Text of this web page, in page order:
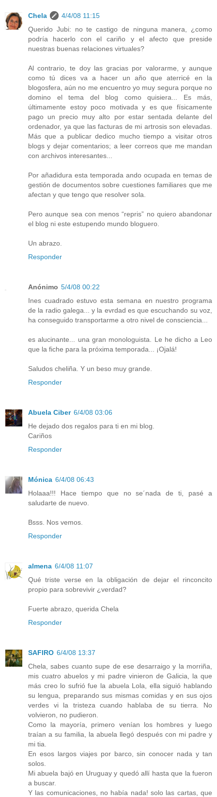
Chela
4/4/08 11:15
Querido Jubi: no te castigo de ninguna manera, ¿como
podría hacerlo con el cariño y el afecto que preside
nuestras buenas relaciones virtuales?
Al contrario, te doy las gracias por valorarme, y aunque
como tú dices va a hacer un año que aterricé en la
blogosfera, aún no me encuentro yo muy segura porque no
domino el tema del blog como quisiera... Es más,
últimamente estoy poco motivada y es que físicamente
pago un precio muy alto por estar sentada delante del
ordenador, ya que las facturas de mi artrosis son elevadas.
Más que a publicar dedico mucho tiempo a visitar otros
blogs y dejar comentarios; a leer correos que me mandan
con archivos interesantes...
Por añadidura esta temporada ando ocupada en temas de
gestión de documentos sobre cuestiones familiares que me
afectan y que tengo que resolver sola.
Pero aunque sea con menos “repris” no quiero abandonar
el blog ni este estupendo mundo bloguero.
Un abrazo.
Responder
Anónimo 5/4/08 00:22
Ines cuadrado estuvo esta semana en nuestro programa
de la radio galega... y la evrdad es que escuchando su voz,
ha conseguido transportarme a otro nivel de consciencia...
es alucinante... una gran monologuista. Le he dicho a Leo
que la fiche para la próxima temporada... ¡Ojalá!
Saludos cheliña. Y un beso muy grande.
Responder
Abuela Ciber 6/4/08 03:06
He dejado dos regalos para ti en mi blog.
Cariños
Responder
Mónica 6/4/08 06:43
Holaaa!!! Hace tiempo que no se´nada de ti, pasé a
saludarte de nuevo.
Bsss. Nos vemos.
Responder
almena 6/4/08 11:07
Qué triste verse en la obligación de dejar el rinconcito
propio para sobrevivir ¿verdad?
Fuerte abrazo, querida Chela
Responder
SAFIRO 6/4/08 13:37
Chela, sabes cuanto supe de ese desarraigo y la morriña,
mis cuatro abuelos y mi padre vinieron de Galicia, la que
más creo lo sufrió fue la abuela Lola, ella siguió hablando
su lengua, preparando sus mismas comidas y en sus ojos
verdes vi la tristeza cuando hablaba de su tierra. No
volvieron, no pudieron.
Como la mayoría, primero venían los hombres y luego
traían a su familia, la abuela llegó después con mi padre y
mi tia.
En esos largos viajes por barco, sin conocer nada y tan
solos.
Mi abuela bajó en Uruguay y quedó allí hasta que la fueron
a buscar.
Y las comunicaciones, no había nada! solo las cartas, que